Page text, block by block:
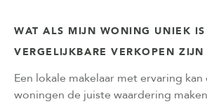
WAT ALS MIJN WONING UNIEK
VERGELIJKBARE VERKOPEN
Een lokale makelaar met ervaring
woningen de juiste waardering